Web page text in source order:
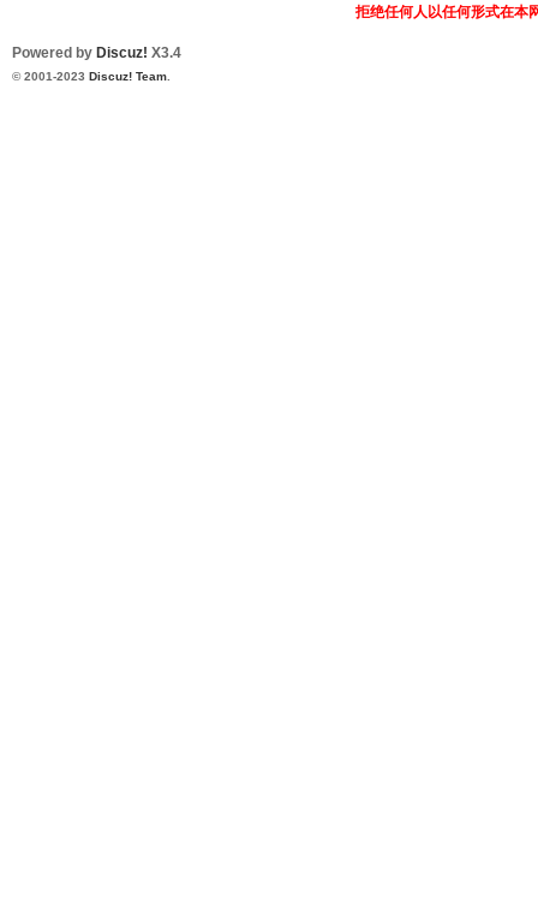
拒绝任何人以任何形式在本
Powered by Discuz! X3.4
© 2001-2023 Discuz! Team